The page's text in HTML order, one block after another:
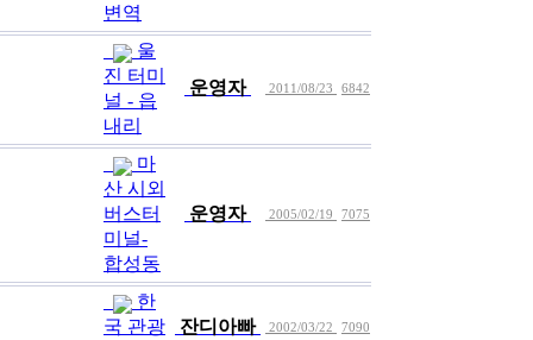
변역
울
진 터미
널 - 읍
내리
운영자 2011/08/23 6842
마
산 시외
버스터
미널-
합성동
운영자 2005/02/19 7075
한
국 관광
잔디아빠 2002/03/22 7090